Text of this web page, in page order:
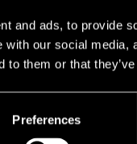
and ads, to provide
with our social
to them or that
Preferences